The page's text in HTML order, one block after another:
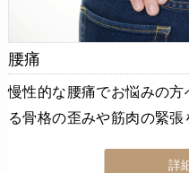
腰痛
慢性的な腰痛でお悩みの
る骨格の歪みや筋肉の緊
詳